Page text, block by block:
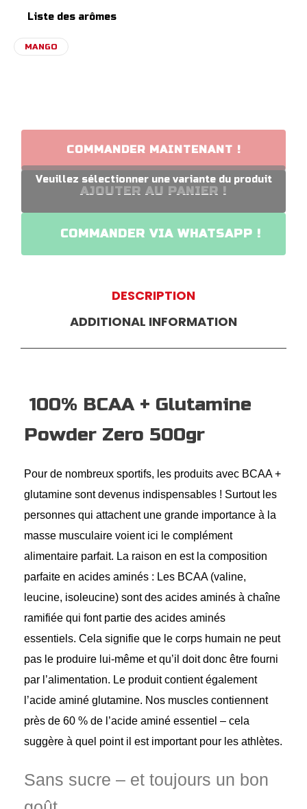
Liste des arômes
MANGO
COMMANDER MAINTENANT !
AJOUTER AU PANIER !
COMMANDER VIA WHATSAPP !
DESCRIPTION
ADDITIONAL INFORMATION
100% BCAA + Glutamine
Powder Zero 500gr
Pour de nombreux sportifs, les produits avec BCAA +
glutamine sont devenus indispensables ! Surtout les
personnes qui attachent une grande importance à la
masse musculaire voient ici le complément
alimentaire parfait. La raison en est la composition
parfaite en acides aminés : Les BCAA (valine,
leucine, isoleucine) sont des acides aminés à chaîne
ramifiée qui font partie des acides aminés
essentiels. Cela signifie que le corps humain ne peut
pas le produire lui-même et qu’il doit donc être fourni
par l’alimentation. Le produit contient également
l’acide aminé glutamine. Nos muscles contiennent
près de 60 % de l’acide aminé essentiel – cela
suggère à quel point il est important pour les athlètes.
Sans sucre – et toujours un bon